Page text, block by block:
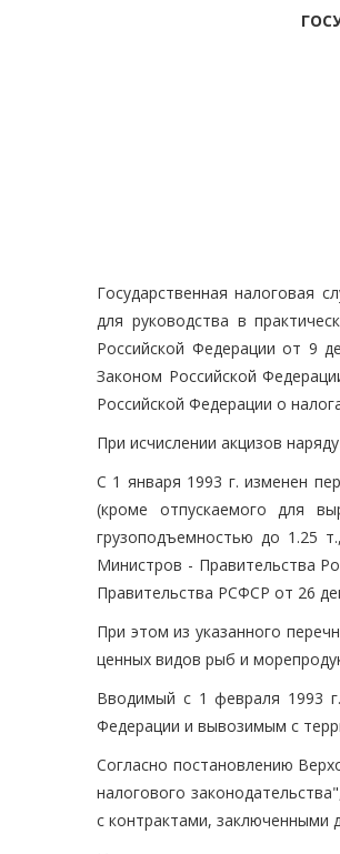
Государственная налоговая
для руководства в
Российской Федерации от 9
Законом Российской
Российской Федерации о
При исчислении акцизов
С 1 января 1993 г. изменен
(кроме отпускаемого для
грузоподъемностью до 1.25
Министров - Правительства
Правительства РСФСР от 26
При этом из указанного
ценных видов рыб и
Вводимый с 1 февраля 1993
Федерации и вывозимым с
Согласно постановлению
налогового
с контрактами, заключенными